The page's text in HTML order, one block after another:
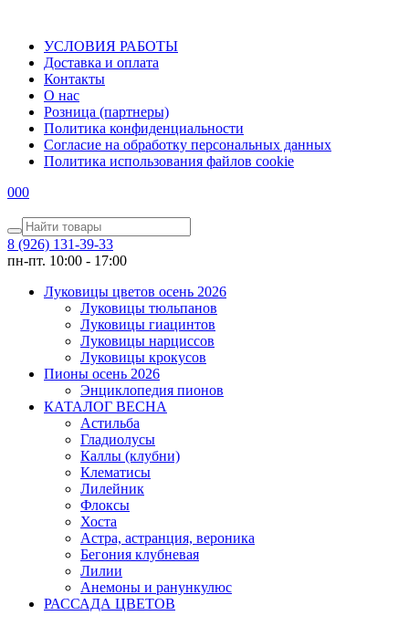
УСЛОВИЯ РАБОТЫ
Доставка и оплата
Контакты
О наc
Розница (партнеры)
Политика конфиденциальности
Согласие на обработку персональных данных
Политика использования файлов сookie
000
8 (926) 131-39-33
пн-пт. 10:00 - 17:00
Луковицы цветов осень 2026
Луковицы тюльпанов
Луковицы гиацинтов
Луковицы нарциссов
Луковицы крокусов
Пионы осень 2026
Энциклопедия пионов
КАТАЛОГ ВЕСНА
Астильба
Гладиолусы
Каллы (клубни)
Клематисы
Лилейник
Флоксы
Хоста
Астра, астранция, вероника
Бегония клубневая
Лилии
Анемоны и ранункулюс
РАССАДА ЦВЕТОВ